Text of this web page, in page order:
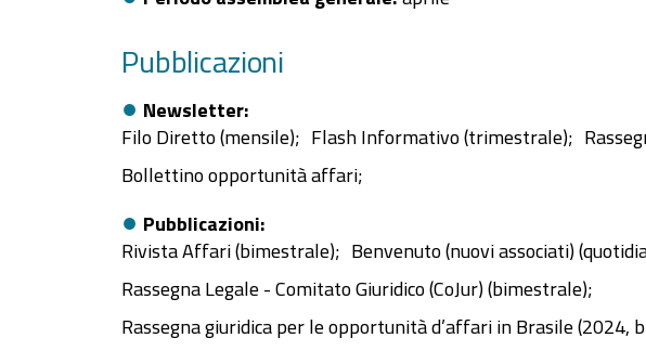
Pubblicazioni
Newsletter
Filo Diretto (mensile); Flash Informativo (trimestrale);
Bollettino opportunità affari;
Pubblicazioni
Rivista Affari (bimestrale); Benvenuto (nuovi associati)
Rassegna Legale - Comitato Giuridico (CoJur) (bimestrale);
Rassegna giuridica per le opportunità d’affari in Brasile (2024,